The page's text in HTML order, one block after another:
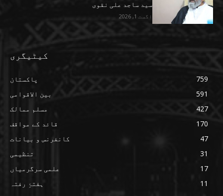
سید ساجد علی نقوی
اگست 1, 2026
کیٹیگری
پاکستان
759
بین الاقوامی
591
مسلم ممالک
427
قائد کے مواقف
170
کانفرنس و بیانات
47
تنظیمی
31
علمی سرگرمیاں
17
ہفتۂِ رفتہ
11